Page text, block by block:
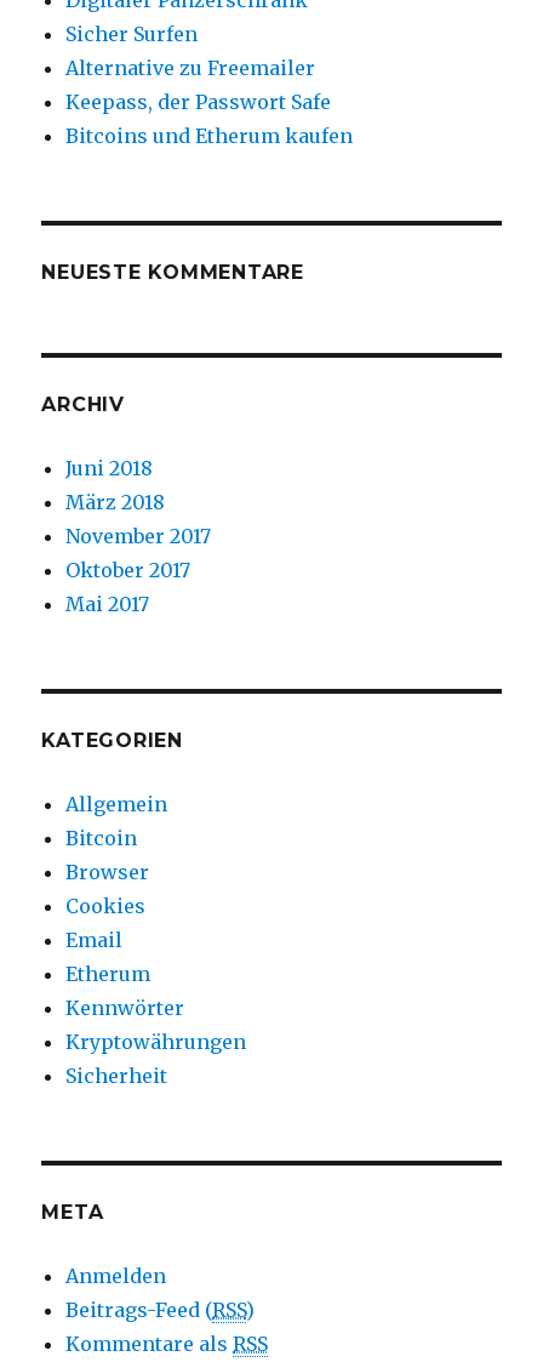
Sicher Surfen
Alternative zu Freemailer
Keepass, der Passwort Safe
Bitcoins und Etherum kaufen
NEUESTE KOMMENTARE
ARCHIV
Juni 2018
März 2018
November 2017
Oktober 2017
Mai 2017
KATEGORIEN
Allgemein
Bitcoin
Browser
Cookies
Email
Etherum
Kennwörter
Kryptowährungen
Sicherheit
META
Anmelden
Beitrags-Feed (RSS)
Kommentare alsRSS